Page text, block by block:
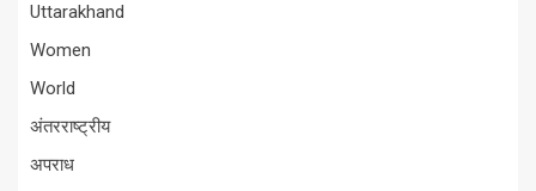
Uttarakhand
Women
World
अंतरराष्ट्रीय
अपराध